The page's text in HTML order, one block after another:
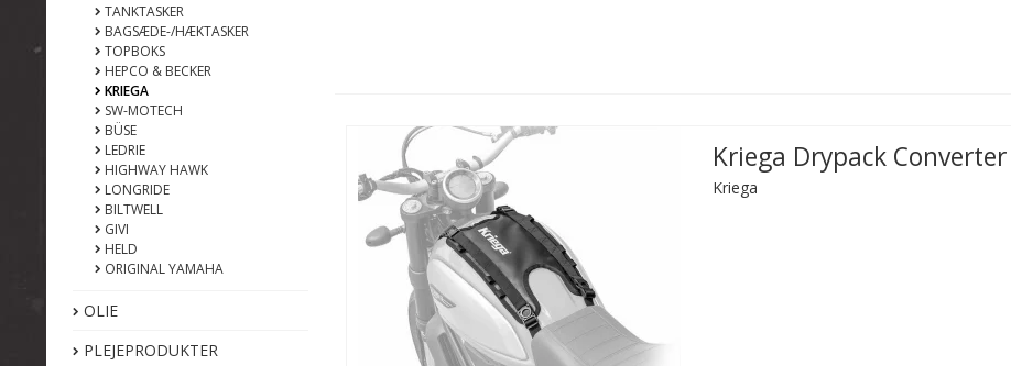
TANKTASKER
BAGSÆDE-/HÆKTASKER
TOPBOKS
HEPCO & BECKER
KRIEGA
SW-MOTECH
BÜSE
LEDRIE
HIGHWAY HAWK
LONGRIDE
BILTWELL
GIVI
HELD
ORIGINAL YAMAHA
OLIE
PLEJEPRODUKTER
Kriega Drypack Converter
Kriega